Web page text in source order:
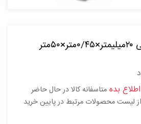
بده متاسفانه کالا در حال حاضر
لیست محصولات مرتبط در پایین خرید